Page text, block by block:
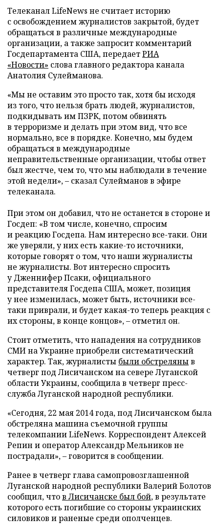
Телеканал LifeNews не считает историю
с освобождением журналистов закрытой, будет
обращаться в различные международные
организации, а также запросит комментарий
Госдепартамента США, передаетРИА
«Новости» слова главного редактора канала
Анатолия Сулейманова.
«Мы не оставим это просто так, хотя бы исходя
из того, что нельзя брать людей, журналистов,
подкидывать им ПЗРК, потом обвинять
в терроризме и делать при этом вид, что все
нормально, все в порядке. Конечно, мы будем
обращаться в международные
неправительственные организации, чтобы ответ
был жестче, чем то, что мы наблюдали в течение
этой недели», – сказал Сулейманов в эфире
телеканала.
При этом он добавил, что не останется в стороне и
Госдеп: «В том числе, конечно, спросим
и реакцию Госдепа. Нам интересно все-таки. Они
же уверяли, у них есть какие-то источники,
которые говорят о том, что наши журналисты
не журналисты. Вот интересно спросить
у Дженнифер Псаки, официального
представителя Госдепа США, может, позиция
у нее изменилась, может быть, источники все-
таки приврали, и будет какая-то теперь реакция с
их стороны, в конце концов», – отметил он.
Стоит отметить, что нападения на сотрудников
СМИ на Украине приобрели систематический
характер. Так, журналисты были обстреляныв
четверг под Лисичанском на севере Луганской
области Украины, сообщила в четверг пресс-
служба Луганской народной республики.
«Сегодня, 22 мая 2014 года, под Лисичанском была
обстреляна машина съемочной группы
телекомпании LifeNews. Корреспондент Алексей
Репин и оператор Александр Мельников не
пострадали», – говорится в сообщении.
Ранее в четверг глава самопровозглашенной
Луганской народной республики Валерий Болотов
сообщил, чтов Лисичанске был бой, в результате
которого есть погибшие со стороны украинских
силовиков и раненые среди ополченцев.